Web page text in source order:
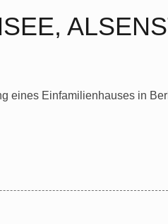
eines Einfamilienhauses in